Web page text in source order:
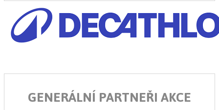
GENERÁLNÍ PARTNEŘI AKCE